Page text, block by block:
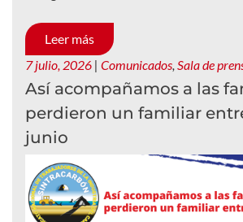
Leer más
7 julio, 2026 | Comunicados, Sala de
Así acompañamos a las
perdieron un familiar
junio